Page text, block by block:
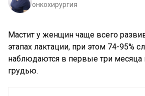
онкохирургия
Мастит у женщин чаще всего
этапах лактации, при этом 74-95%
наблюдаются в первые три месяца
грудью.